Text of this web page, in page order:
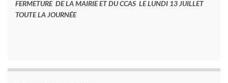
FERMETURE DE LA MAIRIE ET DU CCAS LE LUNDI 13 JUILLET
TOUTE LA JOURNÉE